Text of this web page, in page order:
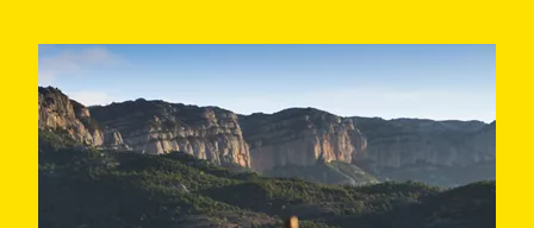
dieFlaschenfüllung und die Etikettierung auf
Katalanisch
. Im Jahr 2000 beteiligte sich die
Codorníuin dieser Gesellschaft mit einem Teil der
Aktien und sie übernahm die Önologie-Leitung und
den Vertrieb der 180.000 Flaschen, die jährlich
verkauft werden. Mehr als die Hälfte dieser Flaschen
Exportin die Vereinigten Staaten bestimmt.